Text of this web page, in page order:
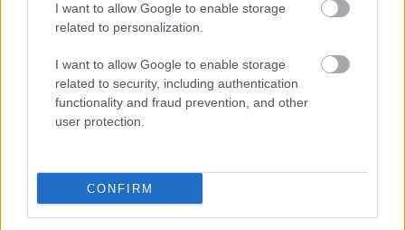
I want to allow Google to enable storage
related to personalization.
I want to allow Google to enable storage
related to security, including authentication
functionality and fraud prevention, and other
user protection.
CONFIRM
szerepelt
További bejegyzések